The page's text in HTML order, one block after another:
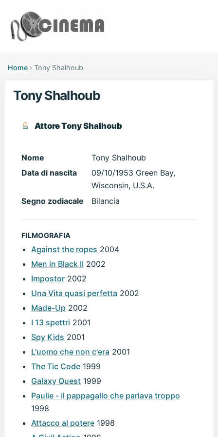
Home › Tony Shalhoub
Tony Shalhoub
Attore Tony Shalhoub
Nome
Tony Shalhoub
Data di nascita
09/10/1953 Green Bay,
Wisconsin, U.S.A.
Segno zodiacale
Bilancia
FILMOGRAFIA
Against the ropes 2004
Men in Black II 2002
Impostor 2002
Una Vita quasi perfetta 2002
Made-Up 2002
I 13 spettri 2001
Spy Kids 2001
L'uomo che non c'era 2001
The Tic Code 1999
Galaxy Quest 1999
Paulie - il pappagallo che parlava troppo
1998
Attacco al potere 1998